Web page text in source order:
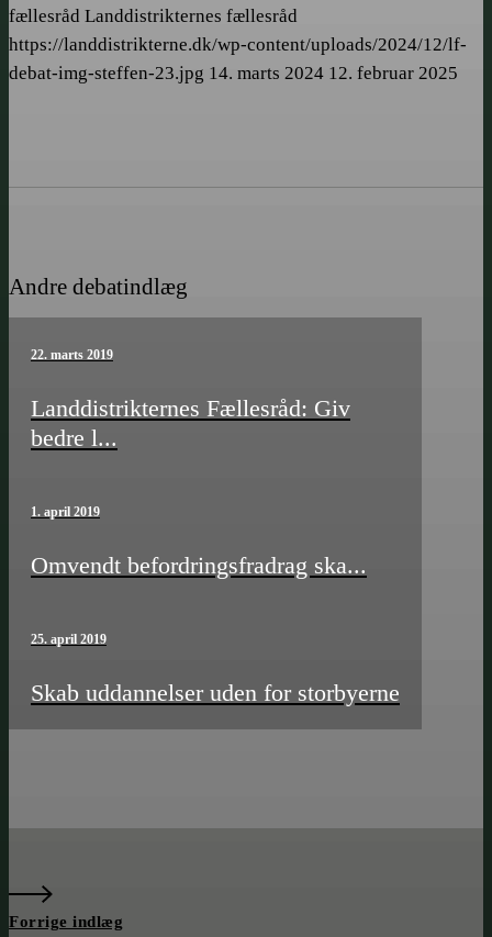
fællesråd Landdistrikternes fællesråd
https://landdistrikterne.dk/wp-content/uploads/2024/12/lf-
debat-img-steffen-23.jpg 14. marts 2024 12. februar 2025
Andre debatindlæg
22. marts 2019
Landdistrikternes Fællesråd: Giv
bedre l...
1. april 2019
Omvendt befordrings­­fradrag ska...
25. april 2019
Skab uddannelser uden for storbyerne
Forrige indlæg